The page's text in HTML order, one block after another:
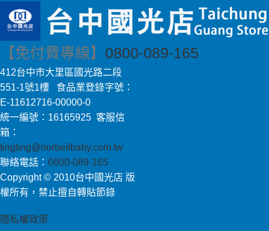
【免付費專線】 0800-089-165
412台中市大里區國光路二段
551-1號1樓 食品業登錄字號：
E-11612716-00000-0
統一編號：16165925 客服信
箱：
tingting@norbeilbaby.com.tw
聯絡電話： 0800-089-165
Copyright © 2010台中國光店 版
權所有，禁止擅自轉貼節錄
隱私權政策